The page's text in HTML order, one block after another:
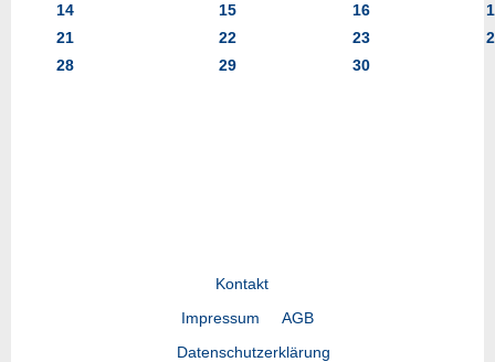
14
15 16
21
22 23
28
29 30
Kontakt
Impressum
AGB
Datenschutzerklärung